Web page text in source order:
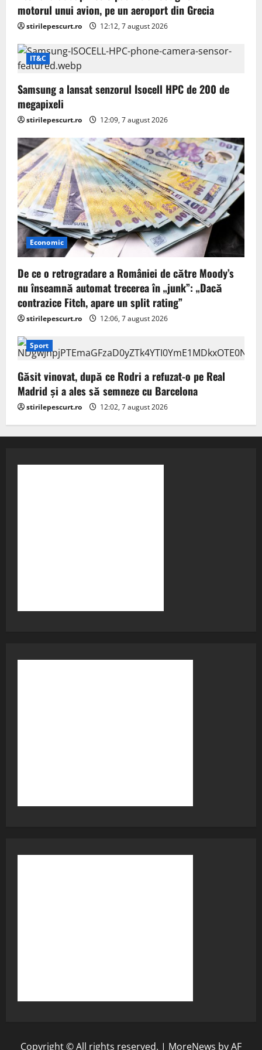
motorul unui avion, pe un aeroport din Grecia
stirilepescurt.ro 12:12, 7 august 2026
IT&C
Samsung a lansat senzorul Isocell HPC de 200 de
megapixeli
stirilepescurt.ro 12:09, 7 august 2026
Economic
De ce o retrogradare a României de către Moody’s
nu înseamnă automat trecerea în „junk”: „Dacă
contrazice Fitch, apare un split rating”
stirilepescurt.ro 12:06, 7 august 2026
Sport
Găsit vinovat, după ce Rodri a refuzat-o pe Real
Madrid și a ales să semneze cu Barcelona
stirilepescurt.ro 12:02, 7 august 2026
Copyright © All rights reserved. | MoreNews by AF